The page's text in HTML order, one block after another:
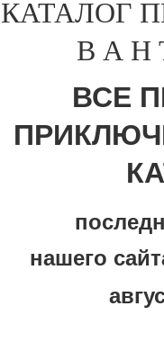
КАТАЛОГ
В А Н
ВСЕ
нашего